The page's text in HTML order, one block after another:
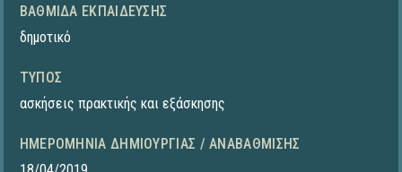
ΒΑΘΜΊΔΑ ΕΚΠΑΊΔΕΥΣΗΣ
δημοτικό
ΤΎΠΟΣ
ασκήσεις πρακτικής και εξάσκησης
ΗΜΕΡΟΜΗΝΊΑ ΔΗΜΙΟΥΡΓΊΑΣ / ΑΝΑΒΆΘΜΙΣΗΣ